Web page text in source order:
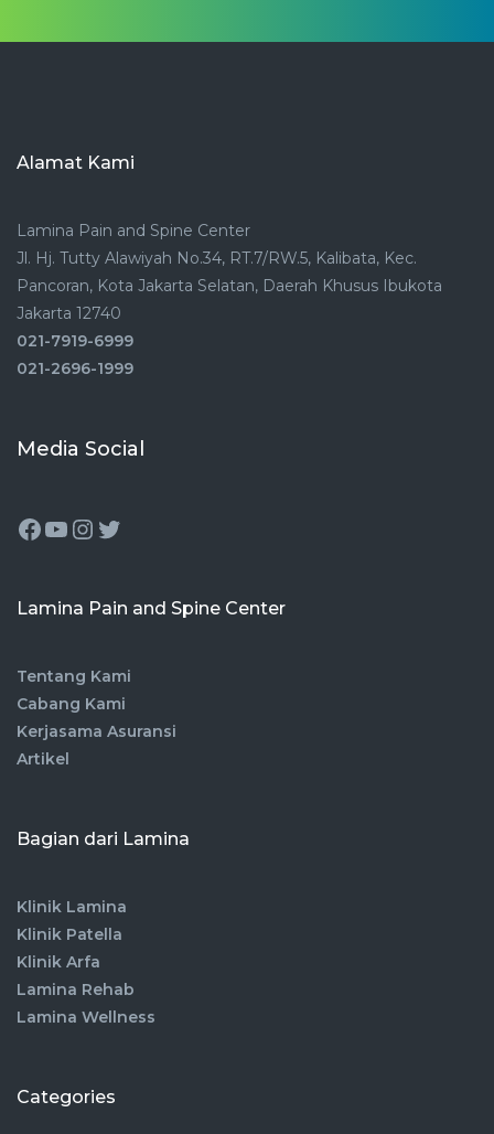
Alamat Kami
Lamina Pain and Spine Center
Jl. Hj. Tutty Alawiyah No.34, RT.7/RW.5, Kalibata, Kec.
Pancoran, Kota Jakarta Selatan, Daerah Khusus Ibukota
Jakarta 12740
021-7919-6999
021-2696-1999
Media Social
Lamina Pain and Spine Center
Tentang Kami
Cabang Kami
Kerjasama Asuransi
Artikel
Bagian dari Lamina
Klinik Lamina
Klinik Patella
Klinik Arfa
Lamina Rehab
Lamina Wellness
Categories